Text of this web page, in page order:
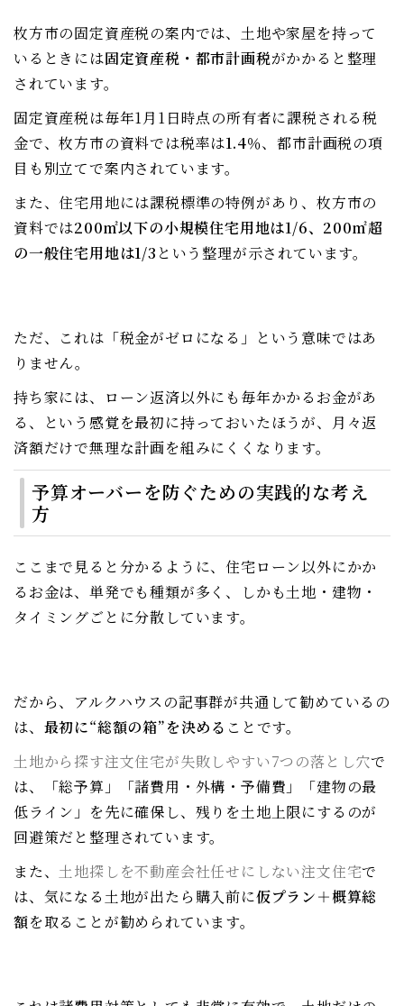
枚方市の固定資産税の案内では、土地や家屋を持って
いるときには固定資産税・都市計画税がかかると整理
されています。
固定資産税は毎年1月1日時点の所有者に課税される税
金で、枚方市の資料では税率は1.4％、都市計画税の項
目も別立てで案内されています。
また、住宅用地には課税標準の特例があり、枚方市の
資料では200㎡以下の小規模住宅用地は1/6、200㎡超
の一般住宅用地は1/3 という整理が示されています。
ただ、これは「税金がゼロになる」という意味ではあ
りません。
持ち家には、ローン返済以外にも毎年かかるお金があ
る、という感覚を最初に持っておいたほうが、月々返
済額だけで無理な計画を組みにくくなります。
予算オーバーを防ぐための実践的な考え
方
ここまで見ると分かるように、住宅ローン以外にかか
るお金は、単発でも種類が多く、しかも土地・建物・
タイミングごとに分散しています。
だから、アルクハウスの記事群が共通して勧めているの
は、 最初に“総額の箱”を決める ことです。
土地から探す注文住宅が失敗しやすい7つの落とし穴で
は、「総予算」「諸費用・外構・予備費」「建物の最
低ライン」を先に確保し、残りを土地上限にするのが
回避策だと整理されています。
また、 土地探しを不動産会社任せにしない注文住宅で
は、気になる土地が出たら購入前に仮プラン＋概算総
額を取ることが勧められています。